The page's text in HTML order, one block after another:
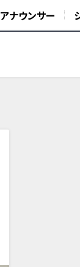
アナウンサー